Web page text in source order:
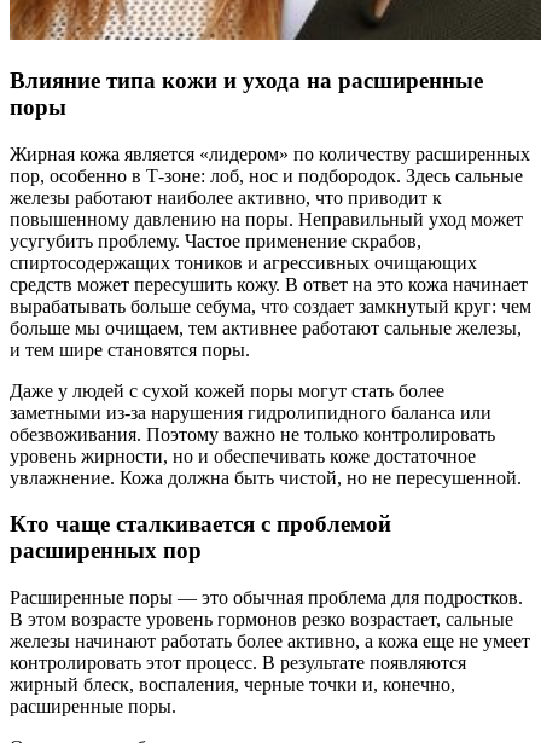
Влияние типа кожи и ухода на расширенные
поры
Жирная кожа является «лидером» по количеству расширенных
пор, особенно в Т-зоне: лоб, нос и подбородок. Здесь сальные
железы работают наиболее активно, что приводит к
повышенному давлению на поры. Неправильный уход может
усугубить проблему. Частое применение скрабов,
спиртосодержащих тоников и агрессивных очищающих
средств может пересушить кожу. В ответ на это кожа начинает
вырабатывать больше себума, что создает замкнутый круг: чем
больше мы очищаем, тем активнее работают сальные железы,
и тем шире становятся поры.
Даже у людей с сухой кожей поры могут стать более
заметными из-за нарушения гидролипидного баланса или
обезвоживания. Поэтому важно не только контролировать
уровень жирности, но и обеспечивать коже достаточное
увлажнение. Кожа должна быть чистой, но не пересушенной.
Кто чаще сталкивается с проблемой
расширенных пор
Расширенные поры — это обычная проблема для подростков.
В этом возрасте уровень гормонов резко возрастает, сальные
железы начинают работать более активно, а кожа еще не умеет
контролировать этот процесс. В результате появляются
жирный блеск, воспаления, черные точки и, конечно,
расширенные поры.